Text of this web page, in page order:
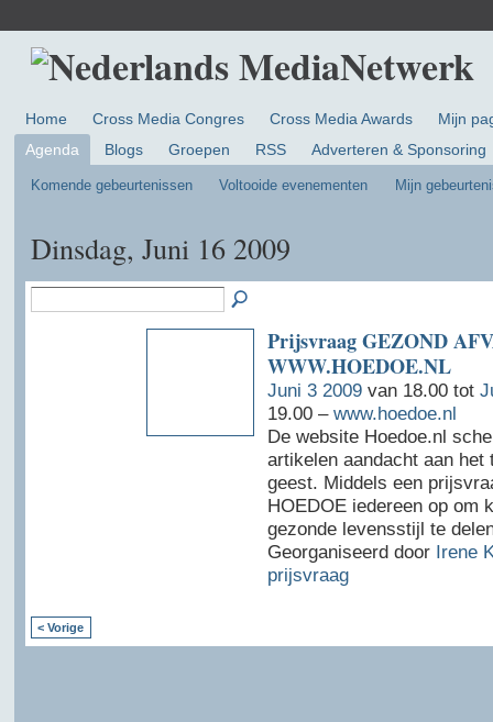
Home Cross Media Congres Cross Media Awards
Mijn
Agenda
Blogs Groepen RSS Adverteren & Sponsoring
Komende gebeurtenissen Voltooide evenementen Mijn
Dinsdag, Juni 16 2009
Prijsvraag GEZOND
WWW.HOEDOE.NL
Juni 3 2009van 18.00 tot
19.00 – www.hoedoe.nl
De website Hoedoe.nl
artikelen aandacht aan het
geest. Middels een
HOEDOE iedereen op om
gezonde levensstijl te
Georganiseerd door Irene
prijsvraag
< Vorige